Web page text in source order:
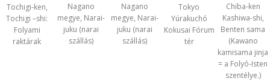
Tochigi-ken,
Tochigi –shi:
Folyami
raktárak
Nagano
megye, Narai-
juku (narai
szállás)
Nagano
megye, Narai-
juku (narai
szállás)
Tokyo
Yúrakuchó
Kokusai Fórum
tér
Chiba-ken
Kashiwa-shi,
Benten sama
(Kawano
kamisama jinja
= a Folyó-Isten
szentélye.)